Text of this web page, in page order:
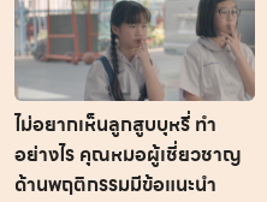
ไม่อยากเห็นลูกสูบบุหรี่ ทำ
อย่างไร คุณหมอผู้เชี่ยวชาญ
ด้านพฤติกรรมมีข้อแนะนำ